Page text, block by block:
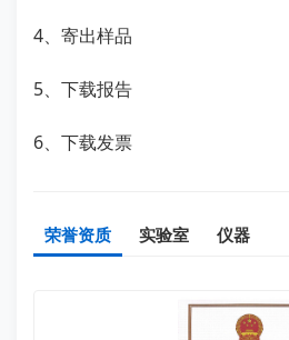
4、寄出样品
5、下载报告
6、下载发票
荣誉资质 实验室 仪器